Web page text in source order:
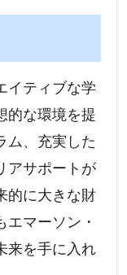
イティブな学
的な環境を提
ム、充実した
アサポートが
的に大きな財
マーソン・
来を手に入れ